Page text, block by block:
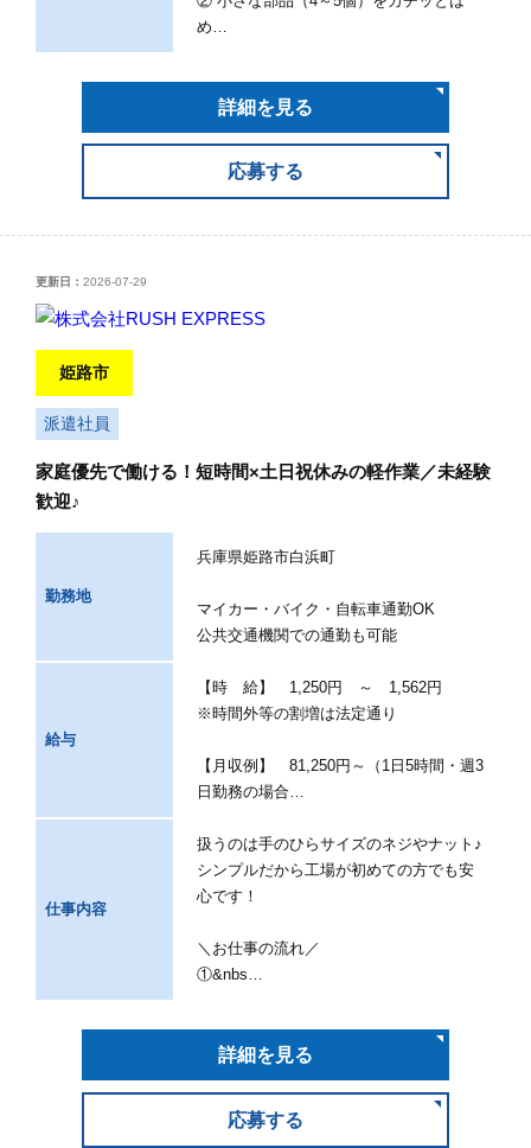
め…
詳細を見る
応募する
更新日： 2026-07-29
姫路市
派遣社員
家庭優先で働ける！短時間×土日祝休みの軽作業／未経験
歓迎♪
勤務地
兵庫県姫路市白浜町
マイカー・バイク・自転車通勤OK
公共交通機関での通勤も可能
給与
【時 給】 1,250円 ～ 1,562円
※時間外等の割増は法定通り
【月収例】 81,250円～（1日5時間・週3
日勤務の場合…
仕事内容
扱うのは手のひらサイズのネジやナット♪
シンプルだから工場が初めての方でも安
心です！
＼お仕事の流れ／
①&nbs…
詳細を見る
応募する